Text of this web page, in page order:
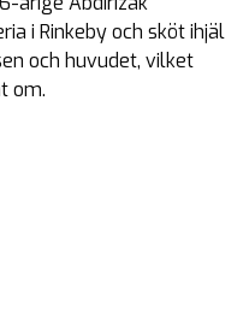
i Rinkeby och sköt ihjäl
och huvudet, vilket
om.